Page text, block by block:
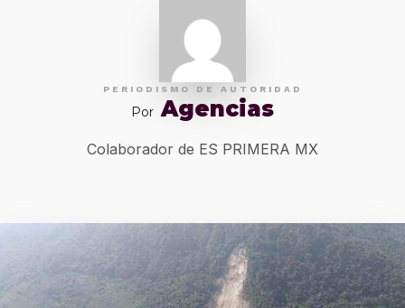
PERIODISMO DE AUTORIDAD
Por Agencias
Colaborador de ES PRIMERA MX